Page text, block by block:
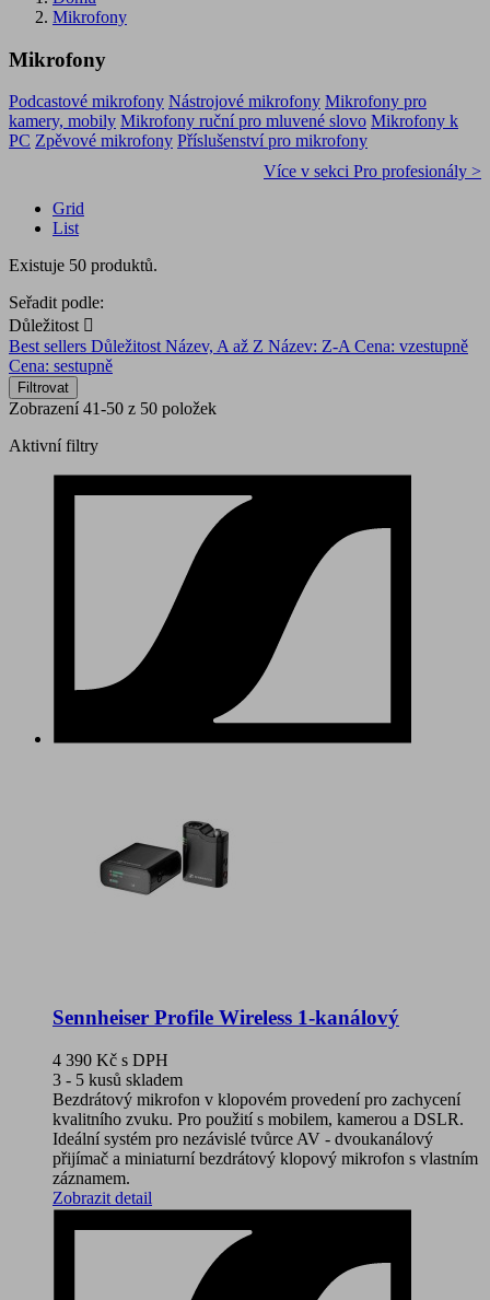
Mikrofony
Mikrofony
Podcastové mikrofony Nástrojové mikrofony Mikrofony pro
kamery, mobily Mikrofony ruční pro mluvené slovo Mikrofony k
PC Zpěvové mikrofony Příslušenství pro mikrofony
Více v sekci Pro profesionály >
Grid
List
Existuje 50 produktů.
Seřadit podle:
Důležitost 
Best sellers Důležitost Název, A až Z Název: Z-A Cena: vzestupně
Cena: sestupně
Filtrovat
Zobrazení 41-50 z 50 položek
Aktivní filtry
Sennheiser Profile Wireless 1-kanálový
4 390 Kč s DPH
3 - 5 kusů skladem
Bezdrátový mikrofon v klopovém provedení pro zachycení
kvalitního zvuku. Pro použití s mobilem, kamerou a DSLR.
Ideální systém pro nezávislé tvůrce AV - dvoukanálový
přijímač a miniaturní bezdrátový klopový mikrofon s vlastním
záznamem.
Zobrazit detail